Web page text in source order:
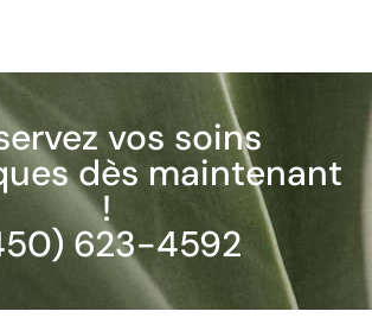
vos soins
dès maintenant
!
623-4592